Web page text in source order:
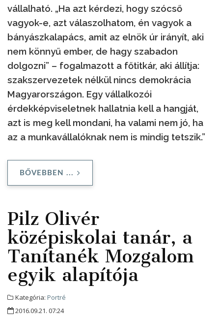
vállalható. „Ha azt kérdezi, hogy szócső
vagyok-e, azt válaszolhatom, én vagyok a
bányászkalapács, amit az elnök úr irányít, aki
nem könnyű ember, de hagy szabadon
dolgozni” – fogalmazott a főtitkár, aki állítja:
szakszervezetek nélkül nincs demokrácia
Magyarországon. Egy vállalkozói
érdekképviseletnek hallatnia kell a hangját,
azt is meg kell mondani, ha valami nem jó, ha
az a munkavállalóknak nem is mindig tetszik.”
BŐVEBBEN ...
Pilz Olivér
középiskolai tanár, a
Tanítanék Mozgalom
egyik alapítója
Kategória: Portré
2016.09.21. 07:24